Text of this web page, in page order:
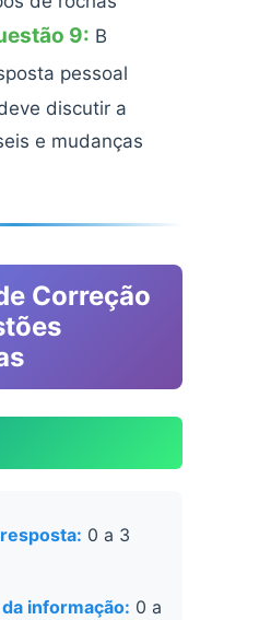
9: B
pessoal
discutir a
e mudanças
Correção
0 a 3
informação: 0 a